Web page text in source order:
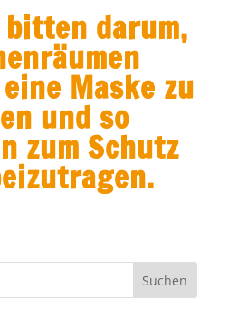
darum,
Maske zu
und so
zum Schutz